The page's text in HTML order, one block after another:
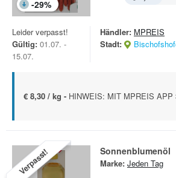
-29%
Leider verpasst!
Gültig: 01.07. -
15.07.
Händler: MPREIS
Stadt:
€ 8,30 / kg - HINWEIS: MIT MPREIS APP
Verpasst! Sonnenblumenöl
Marke: Jeden Tag